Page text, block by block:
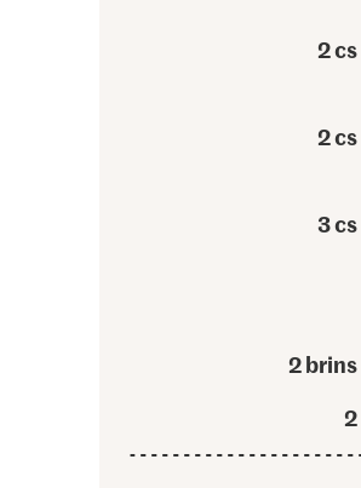
2 cs
2 cs
3 cs
2 brins
2